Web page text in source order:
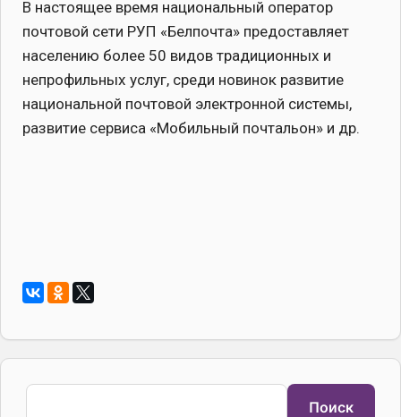
В настоящее время национальный оператор
почтовой сети РУП «Белпочта» предоставляет
населению более 50 видов традиционных и
непрофильных услуг, среди новинок развитие
национальной почтовой электронной системы,
развитие сервиса «Мобильный почтальон» и др.
Поиск
Поиск